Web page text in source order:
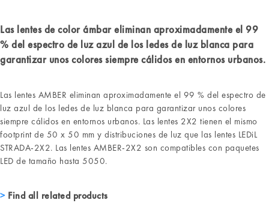
Las lentes de color ámbar eliminan aproximadamente el 99
% del espectro de luz azul de los ledes de luz blanca para
garantizar unos colores siempre cálidos en entornos urbanos.
Las lentes AMBER eliminan aproximadamente el 99 % del espectro de
luz azul de los ledes de luz blanca para garantizar unos colores
siempre cálidos en entornos urbanos. Las lentes 2X2 tienen el mismo
footprint de 50 x 50 mm y distribuciones de luz que las lentes LEDiL
STRADA-2X2. Las lentes AMBER-2X2 son compatibles con paquetes
LED de tamaño hasta 5050.
Find all related products